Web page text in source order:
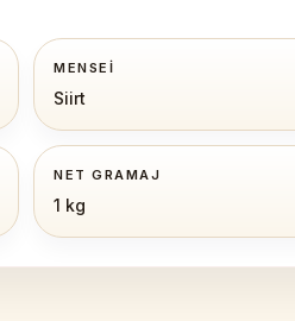
MENSEI
Siirt
NET GRAMAJ
1 kg